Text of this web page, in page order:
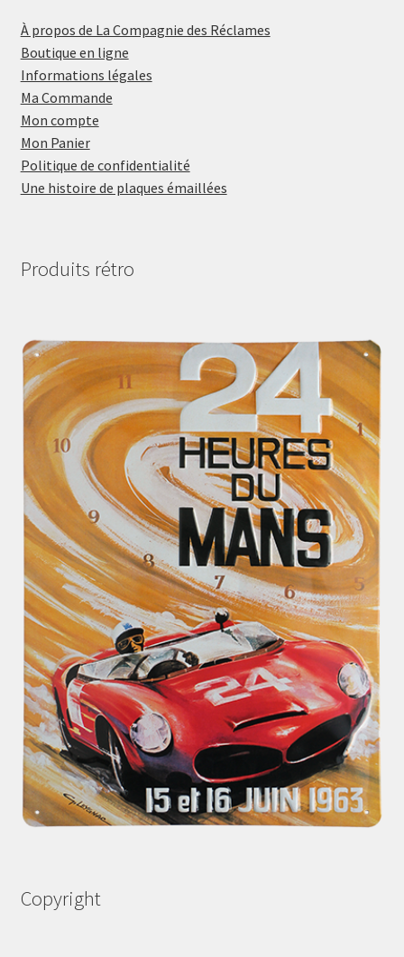
À propos de La Compagnie des Réclames
Boutique en ligne
Informations légales
Ma Commande
Mon compte
Mon Panier
Politique de confidentialité
Une histoire de plaques émaillées
Produits rétro
Copyright